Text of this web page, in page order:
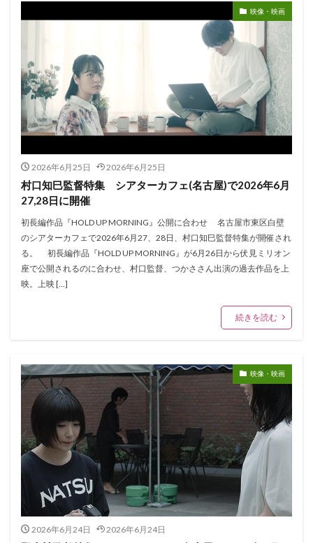
映像・映画
2026年6月25日 2026年6月25日
村口知巳監督特集 シアターカフェ(名古屋)で2026年6月
27,28日に開催
初長編作品『HOLD UP MORNING』公開に合わせ 名古屋市東区白壁
のシアターカフェで2026年6月27、28日、村口知巳監督特集が開催され
る。 初長編作品『HOLD UP MORNING』が6月26日から伏見ミリオン
座で公開されるのに合わせ、村口監督、つかささん出演の過去作品を上
映。上映 […]
続きを読む
映像・映画
2026年6月24日 2026年6月24日